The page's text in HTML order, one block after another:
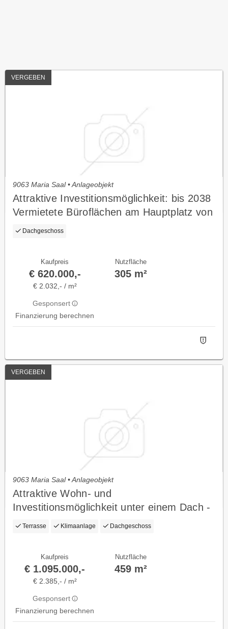
VERGEBEN
9063 Maria Saal • Anlageobjekt
Attraktive Investitionsmöglichkeit: bis 2038
Vermietete Büroflächen am Hauptplatz von
Maria Saal
Dachgeschoss
Kaufpreis
€ 620.000,-
€ 2.032,- / m²
Gesponsert
Finanzierung berechnen
Nutzfläche
305 m²
VERGEBEN
9063 Maria Saal • Anlageobjekt
Attraktive Wohn- und
Investitionsmöglichkeit unter einem Dach -
Lukratives Anlageobjekt am Hauptplatz von
Terrasse Klimaanlage Dachgeschoss
Kaufpreis
€ 1.095.000,-
€ 2.385,- / m²
Gesponsert
Finanzierung berechnen
Nutzfläche
459 m²